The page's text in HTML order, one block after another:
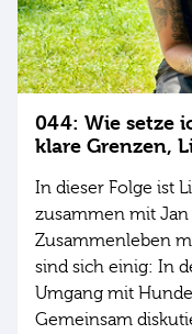
044: Wie setze
klare Grenzen,
In dieser Folge ist
zusammen mit
Zusammenleben
sind sich einig: In
Umgang mit
Gemeinsam